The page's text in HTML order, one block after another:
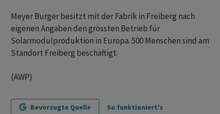
Meyer Burger besitzt mit der Fabrik in Freiberg nach
eigenen Angaben den grössten Betrieb für
Solarmodulproduktion in Europa. 500 Menschen sind am
Standort Freiberg beschäftigt.
(AWP)
Bevorzugte Quelle So funktioniert's